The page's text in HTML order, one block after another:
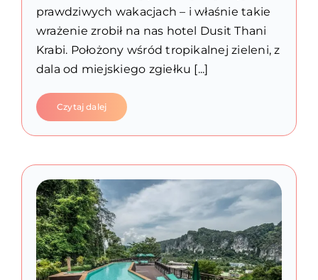
prawdziwych wakacjach – i właśnie takie
wrażenie zrobił na nas hotel Dusit Thani
Krabi. Położony wśród tropikalnej zieleni, z
dala od miejskiego zgiełku [...]
Czytaj dalej